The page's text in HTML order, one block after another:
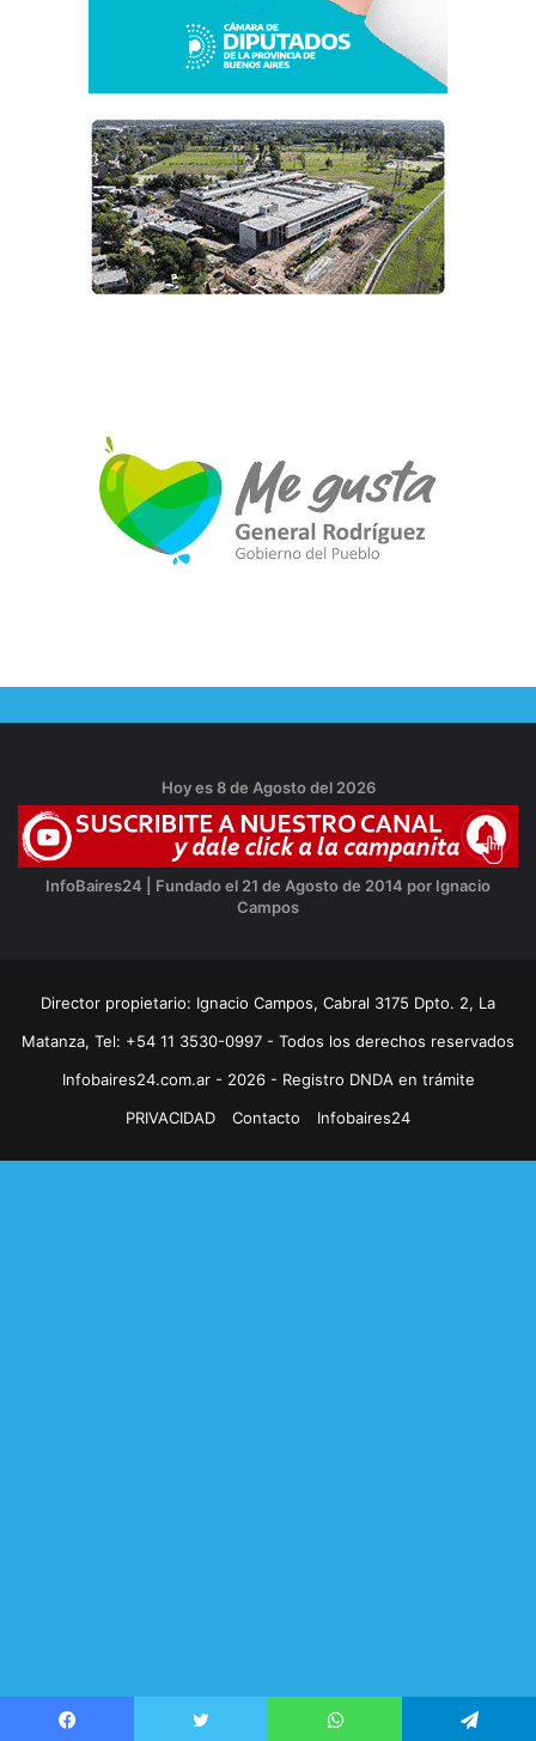
Hoy es 8 de Agosto del 2026
InfoBaires24 | Fundado el 21 de Agosto de 2014 por Ignacio
Campos
Director propietario: Ignacio Campos, Cabral 3175 Dpto. 2, La
Matanza, Tel: +54 11 3530-0997 - Todos los derechos reservados
Infobaires24.com.ar - 2026 - Registro DNDA en trámite
PRIVACIDAD
Contacto Infobaires24